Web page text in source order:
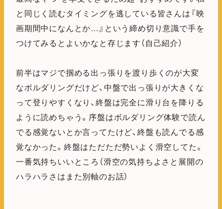
と同じく読むタイミングを逃している皆さんは『映
画期間中になんとか…』という締め切り意識で手を
つけてみるとよいかなと存じます（自己紹介）
前半はマジで掴める出っ張りを渡り歩くのが大変
なボルダリングだけど、中盤で出っ張りが大きくな
って登りやすくなり、終盤は完全に滑り台を降りる
ように読めちゃう。序盤はボルダリング体験で読ん
でる感覚ないとか言ってたけど、終盤も読んでる感
覚なかった。終盤はただただ勢いよく滑空してた。
一番気持ちいいところ（滑空の気持ちよさと展開の
ハラハラさはまた別軸のお話）